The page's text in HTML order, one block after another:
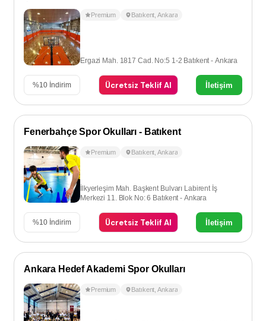
Premium Batıkent ,Ankara
Ergazi Mah. 1817 Cad. No:5 1-2 Batıkent - Ankara
%10 İndirim Ücretsiz Teklif Al İletişim
Fenerbahçe Spor Okulları - Batıkent
Premium Batıkent ,Ankara
İlkyerleşim Mah. Başkent Bulvarı Labirent İş
Merkezi 11. Blok No: 6 Batıkent - Ankara
%10 İndirim Ücretsiz Teklif Al İletişim
Ankara Hedef Akademi Spor Okulları
Premium Batıkent ,Ankara